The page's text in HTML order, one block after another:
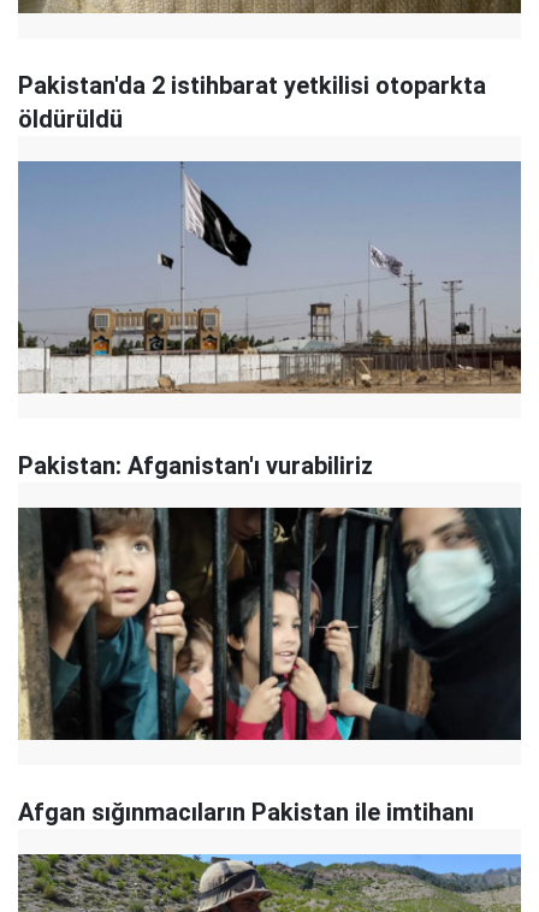
Pakistan'da 2 istihbarat yetkilisi otoparkta
öldürüldü
Pakistan: Afganistan'ı vurabiliriz
Afgan sığınmacıların Pakistan ile imtihanı